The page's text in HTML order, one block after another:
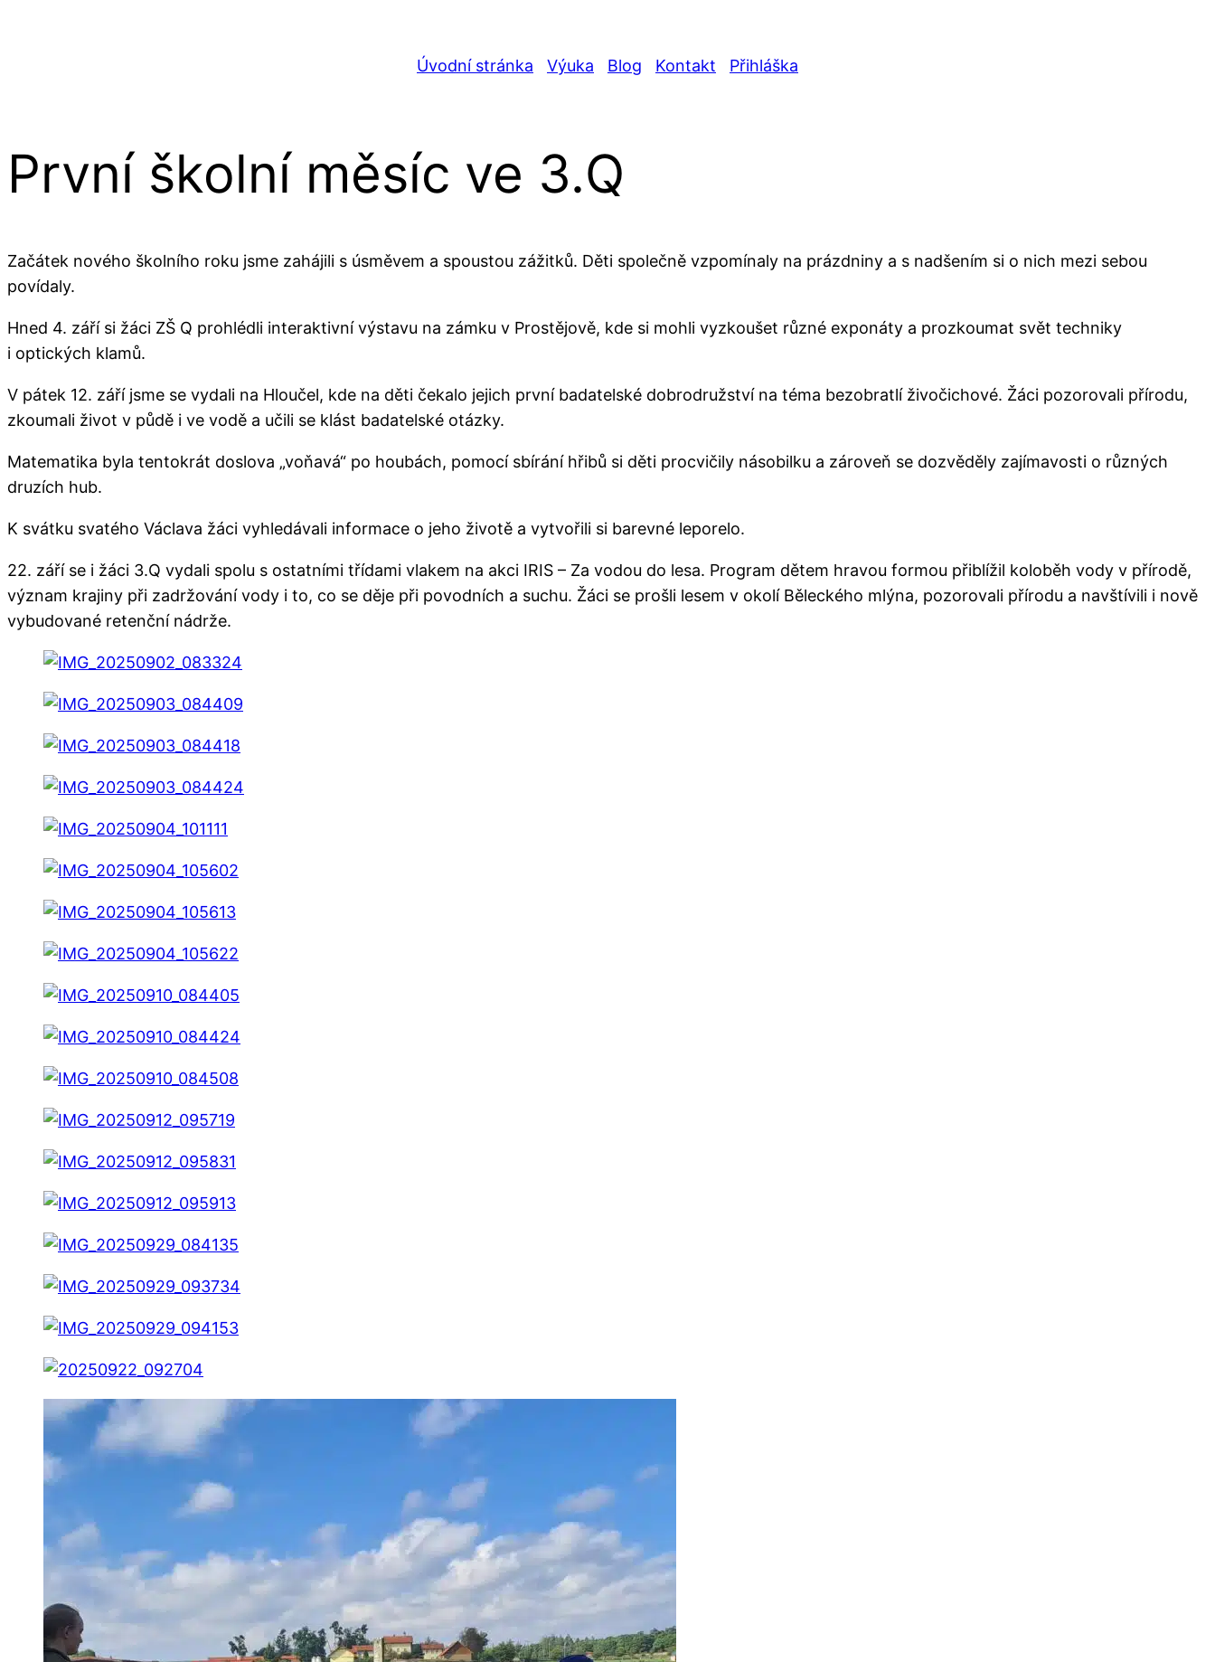
Úvodní stránka Výuka Blog Kontakt Přihláška
První školní měsíc ve 3.Q
Začátek nového školního roku jsme zahájili s úsměvem a spoustou zážitků. Děti společně vzpomínaly na prázdniny a s nadšením si o nich mezi sebou
povídaly.
Hned 4. září si žáci ZŠ Q prohlédli interaktivní výstavu na zámku v Prostějově, kde si mohli vyzkoušet různé exponáty a prozkoumat svět techniky
i optických klamů.
V pátek 12. září jsme se vydali na Hloučel, kde na děti čekalo jejich první badatelské dobrodružství na téma bezobratlí živočichové. Žáci pozorovali přírodu,
zkoumali život v půdě i ve vodě a učili se klást badatelské otázky.
Matematika byla tentokrát doslova „voňavá“ po houbách, pomocí sbírání hřibů si děti procvičily násobilku a zároveň se dozvěděly zajímavosti o různých
druzích hub.
K svátku svatého Václava žáci vyhledávali informace o jeho životě a vytvořili si barevné leporelo.
22. září se i žáci 3.Q vydali spolu s ostatními třídami vlakem na akci IRIS – Za vodou do lesa. Program dětem hravou formou přiblížil koloběh vody v přírodě,
význam krajiny při zadržování vody i to, co se děje při povodních a suchu. Žáci se prošli lesem v okolí Běleckého mlýna, pozorovali přírodu a navštívili i nově
vybudované retenční nádrže.